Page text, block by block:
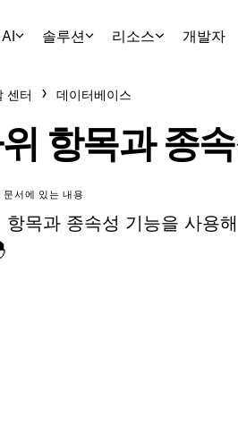
AI 솔루션 리소스 개발자
센터 데이터베이스
항목과 종
문서에 있는 내용
항목과 종속성 기능을 사용